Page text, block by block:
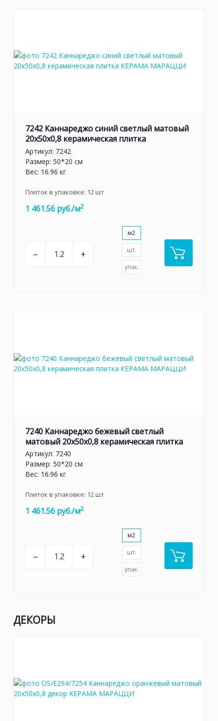
7242 Каннареджо синий светлый матовый
20x50x0,8 керамическая плитка
Артикул: 7242
Размер: 50*20 см
Вес: 16.96 кг
Плиток в упаковке: 12шт
1 461.56 руб./м2
– +
м2
шт.
упак.
7240 Каннареджо бежевый светлый
матовый 20x50x0,8 керамическая плитка
Артикул: 7240
Размер: 50*20 см
Вес: 16.96 кг
Плиток в упаковке: 12шт
1 461.56 руб./м2
– +
м2
шт.
упак.
ДЕКОРЫ